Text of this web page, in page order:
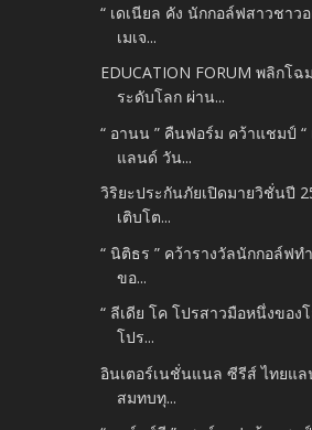
“ เดเนียล คัง นักกอล์ฟสาวชาว
เมเจ...
EDUCATION FORUM พลิกโ
ระดับโลก ผ่าน...
“ อานน ” คืนฟอร์ม คว้าแชมป์ “
แลนด์ วัน...
วิริยะประกันภัยเปิดมายวิชั่นปี
เติบโต...
“ นิติธร ” คว้ารางวัลนักกอล์ฟท
ขอ...
“ ลีเดีย โค โปรสาวมือหนึ่งของ
โปร...
อินเตอร์เนชั่นแนล ซีรีส์ ไทยแล
สมทบทุ...